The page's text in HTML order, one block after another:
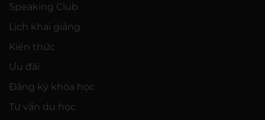
Speaking Club
Lịch khai giảng
Kiến thức
Ưu đãi
Đăng ký khóa học
Tư vấn du học